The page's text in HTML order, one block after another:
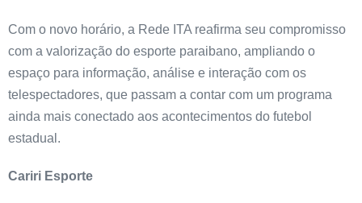
Com o novo horário, a Rede ITA reafirma seu compromisso
com a valorização do esporte paraibano, ampliando o
espaço para informação, análise e interação com os
telespectadores, que passam a contar com um programa
ainda mais conectado aos acontecimentos do futebol
estadual.
Cariri Esporte